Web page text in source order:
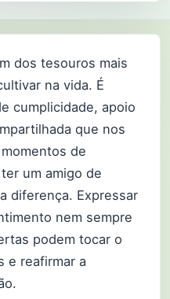
dos tesouros mais
na vida. É
cumplicidade, apoio
que nos
de
um amigo de
diferença. Expressar
nem sempre
podem tocar o
e reafirmar a